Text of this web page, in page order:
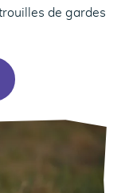
de gardes